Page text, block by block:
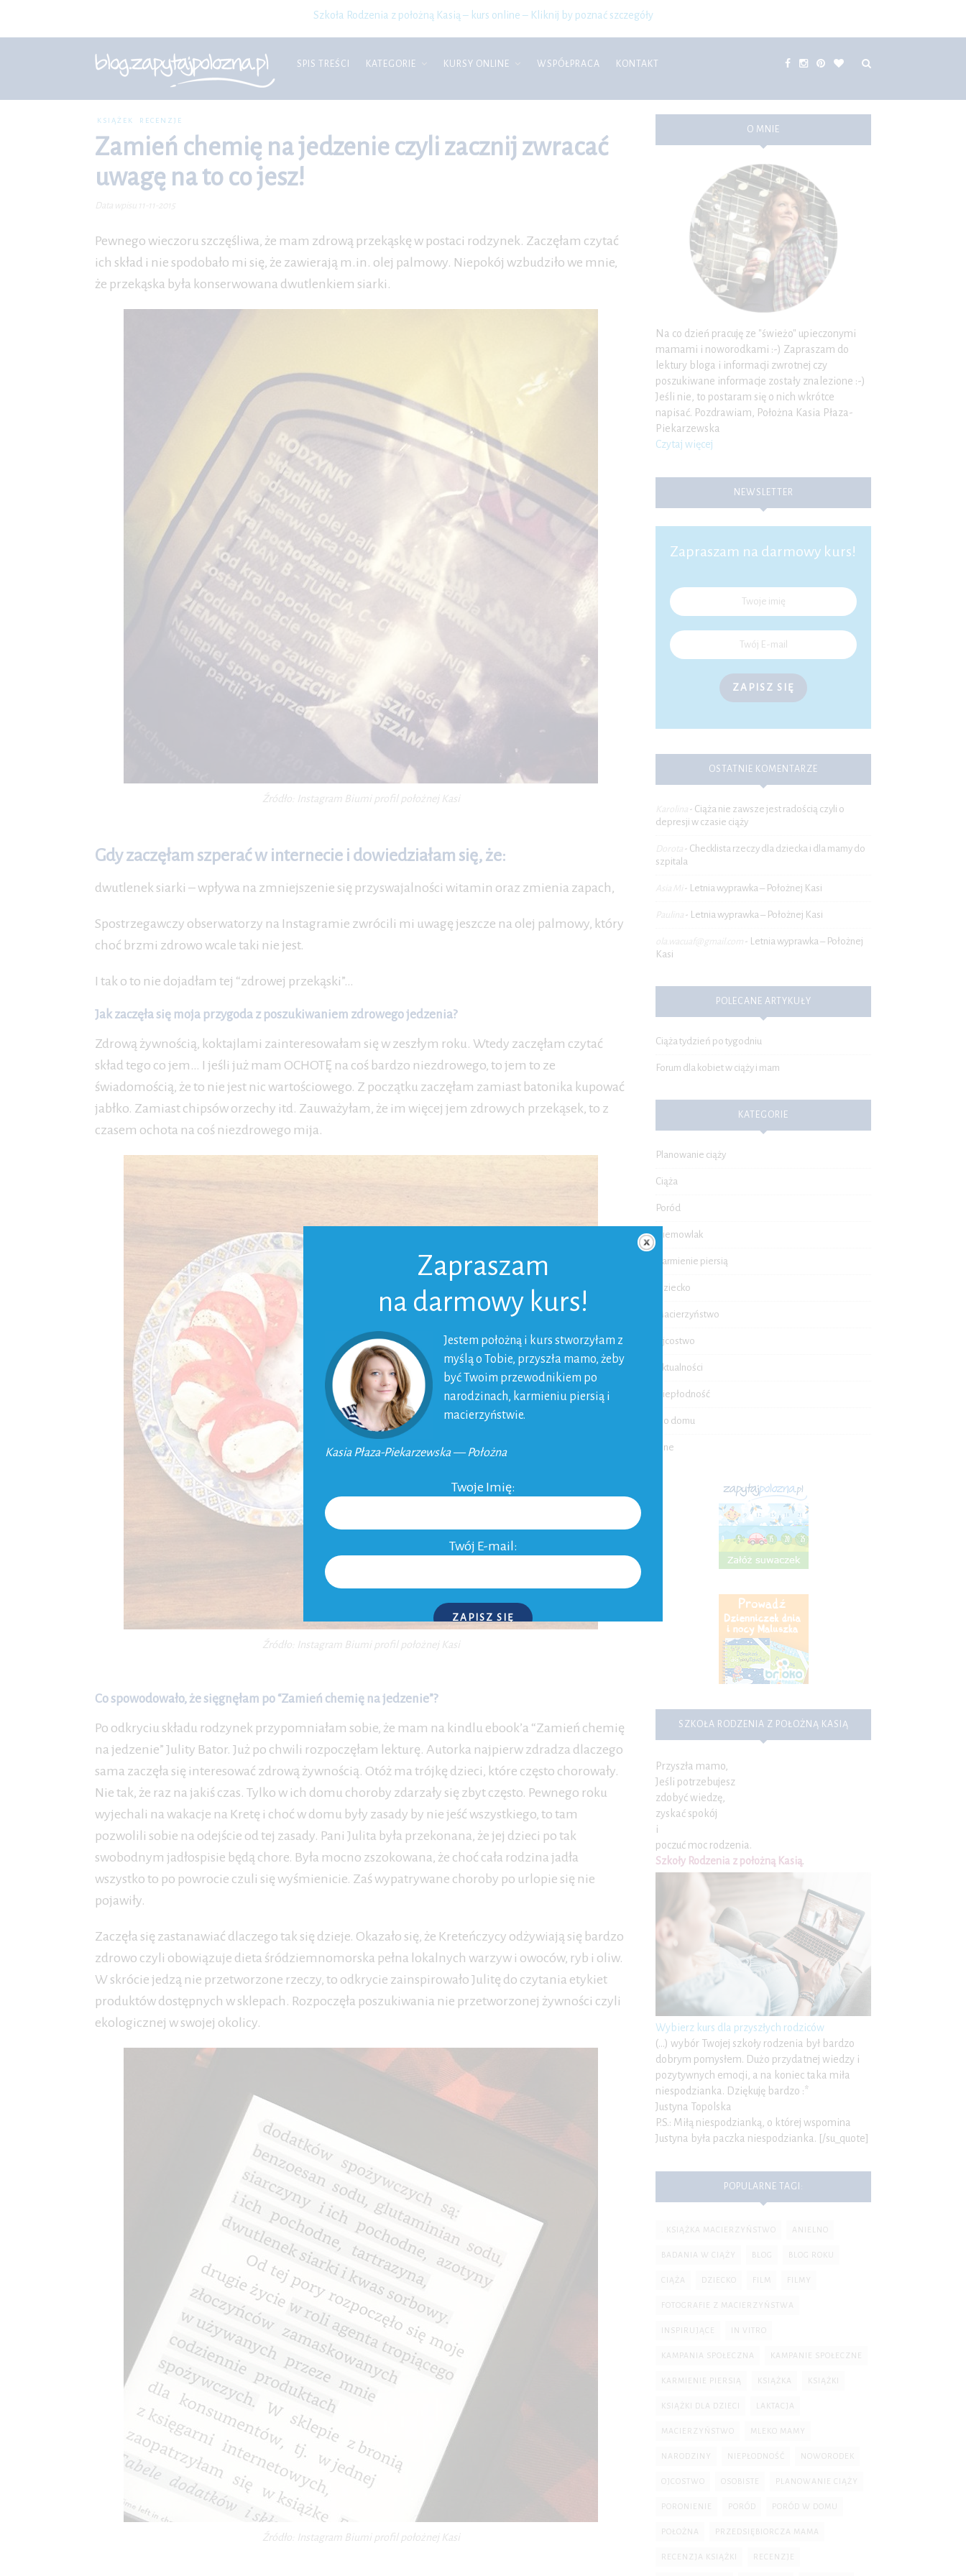
Szkoła Rodzenia z położną Kasią – kurs online – Kliknij by poznać szczegóły
SPIS TREŚCI KATEGORIE KURSY ONLINE WSPÓŁPRACA KONTAKT
KSIĄŻEK RECENZJE
Zamień chemię na jedzenie czyli zacznij zwracać
uwagę na to co jesz!
Data wpisu 11-11-2015
Pewnego wieczoru szczęśliwa, że mam zdrową przekąskę w postaci rodzynek. Zaczęłam czytać
ich skład i nie spodobało mi się, że zawierają m.in. olej palmowy. Niepokój wzbudziło we mnie,
że przekąska była konserwowana dwutlenkiem siarki.
Źródło: Instagram Biumi profil położnej Kasi
Gdy zaczęłam szperać w internecie i dowiedziałam się, że:
dwutlenek siarki – wpływa na zmniejszenie się przyswajalności witamin oraz zmienia zapach,
Spostrzegawczy obserwatorzy na Instagramie zwrócili mi uwagę jeszcze na olej palmowy, który
choć brzmi zdrowo wcale taki nie jest.
I tak o to nie dojadłam tej “zdrowej przekąski”…
Jak zaczęła się moja przygoda z poszukiwaniem zdrowego jedzenia?
Zdrową żywnością, koktajlami zainteresowałam się w zeszłym roku. Wtedy zaczęłam czytać
skład tego co jem… I jeśli już mam OCHOTĘ na coś bardzo niezdrowego, to jem to ze
świadomością, że to nie jest nic wartościowego. Z początku zaczęłam zamiast batonika kupować
jabłko. Zamiast chipsów orzechy itd. Zauważyłam, że im więcej jem zdrowych przekąsek, to z
czasem ochota na coś niezdrowego mija.
Źródło: Instagram Biumi profil położnej Kasi
Co spowodowało, że sięgnęłam po “Zamień chemię na jedzenie”?
Po odkryciu składu rodzynek przypomniałam sobie, że mam na kindlu ebook’a “Zamień chemię
na jedzenie” Julity Bator. Już po chwili rozpoczęłam lekturę. Autorka najpierw zdradza dlaczego
sama zaczęła się interesować zdrową żywnością. Otóż ma trójkę dzieci, które często chorowały.
Nie tak, że raz na jakiś czas. Tylko w ich domu choroby zdarzały się zbyt często. Pewnego roku
wyjechali na wakacje na Kretę i choć w domu były zasady by nie jeść wszystkiego, to tam
pozwolili sobie na odejście od tej zasady. Pani Julita była przekonana, że jej dzieci po tak
swobodnym jadłospisie będą chore. Była mocno zszokowana, że choć cała rodzina jadła
wszystko to po powrocie czuli się wyśmienicie. Zaś wypatrywane choroby po urlopie się nie
pojawiły.
Zaczęła się zastanawiać dlaczego tak się dzieje. Okazało się, że Kreteńczycy odżywiają się bardzo
zdrowo czyli obowiązuje dieta śródziemnomorska pełna lokalnych warzyw i owoców, ryb i oliw.
W skrócie jedzą nie przetworzone rzeczy, to odkrycie zainspirowało Julitę do czytania etykiet
produktów dostępnych w sklepach. Rozpoczęła poszukiwania nie przetworzonej żywności czyli
ekologicznej w swojej okolicy.
Źródło: Instagram Biumi profil położnej Kasi
O MNIE
Na co dzień pracuję ze "świeżo" upieczonymi
mamami i noworodkami :-) Zapraszam do
lektury bloga i informacji zwrotnej czy
poszukiwane informacje zostały znalezione :-)
Jeśli nie, to postaram się o nich wkrótce
napisać. Pozdrawiam, Położna Kasia Płaza-
Piekarzewska
Czytaj więcej
NEWSLETTER
Zapraszam na darmowy kurs!
ZAPISZ SIĘ
OSTATNIE KOMENTARZE
Karolina - Ciąża nie zawsze jest radością czyli o
depresji w czasie ciąży
Dorota - Checklista rzeczy dla dziecka i dla mamy do
szpitala
Asia Mi - Letnia wyprawka – Położnej Kasi
Paulina - Letnia wyprawka – Położnej Kasi
ola.wacuaf@gmail.com - Letnia wyprawka – Położnej
Kasi
POLECANE ARTYKUŁY
Ciąża tydzień po tygodniu
Forum dla kobiet w ciąży i mam
KATEGORIE
Planowanie ciąży
Ciąża
Poród
Niemowlak
Karmienie piersią
Dziecko
Macierzyństwo
Ojcostwo
Aktualności
Niepłodność
Do domu
Inne
SZKOŁA RODZENIA Z POŁOŻNĄ KASIĄ
Przyszła mamo,
Jeśli potrzebujesz
zdobyć wiedzę,
zyskać spokój
i
poczuć moc rodzenia.
Szkoły Rodzenia z położną Kasią.
Wybierz kurs dla przyszłych rodziców
(…) wybór Twojej szkoły rodzenia był bardzo
dobrym pomysłem. Dużo przydatnej wiedzy i
pozytywnych emocji, a na koniec taka miła
niespodzianka. Dziękuję bardzo :*
Justyna Topolska
P.S.: Miłą niespodzianką, o której wspomina
Justyna była paczka niespodzianka. [/su_quote]
POPULARNE TAGI:
. KSIĄŻKA MACIERZYŃSTWO ANIELNO
BADANIA W CIĄŻY BLOG BLOG ROKU
CIĄŻA DZIECKO FILM FILMY
FOTOGRAFIE Z MACIERZYŃSTWA
INSPIRUJĄCE IN VITRO
KAMPANIA SPOŁECZNA KAMPANIE SPOŁECZNE
KARMIENIE PIERSIĄ KSIĄŻKA KSIĄŻKI
KSIĄŻKI DLA DZIECI LAKTACJA
MACIERZYŃSTWO MLEKO MAMY
NARODZINY NIEPŁODNOŚĆ NOWORODEK
OJCOSTWO OSOBISTE PLANOWANIE CIĄŻY
PORONIENIE PORÓD PORÓD W DOMU
POŁOŻNA PRZEDSIĘBIORCZA MAMA
RECENZJA KSIĄŻKI RECENZJE
Zapraszam
na darmowy kurs!
Jestem położną i kurs stworzyłam z
myślą o Tobie, przyszła mamo, żeby
być Twoim przewodnikiem po
narodzinach, karmieniu piersią i
macierzyństwie.
Kasia Płaza-Piekarzewska — Położna
Twoje Imię:
Twój E-mail:
ZAPISZ SIĘ
P.S. W każdej chwili możesz wypisać się z kursu.